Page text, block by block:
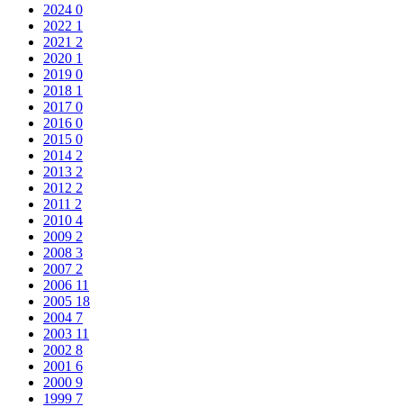
2024 0
2022 1
2021 2
2020 1
2019 0
2018 1
2017 0
2016 0
2015 0
2014 2
2013 2
2012 2
2011 2
2010 4
2009 2
2008 3
2007 2
2006 11
2005 18
2004 7
2003 11
2002 8
2001 6
2000 9
1999 7